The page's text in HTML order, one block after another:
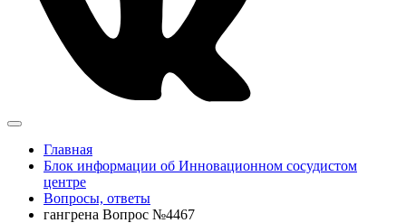
Главная
Блок информации об Инновационном сосудистом
центре
Вопросы, ответы
гангрена Вопрос №4467